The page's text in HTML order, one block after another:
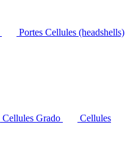
Portes Cellules (headshells)
Cellules Grado
Cellules